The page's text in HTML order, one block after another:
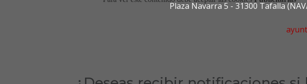
Plaza Navarra 5 - 31300 Tafalla